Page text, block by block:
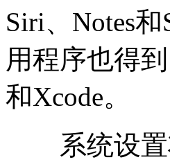
Siri、Notes
用程序也得
和Xcode。
系统设置将